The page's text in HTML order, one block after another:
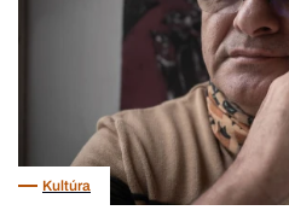
Kultúra